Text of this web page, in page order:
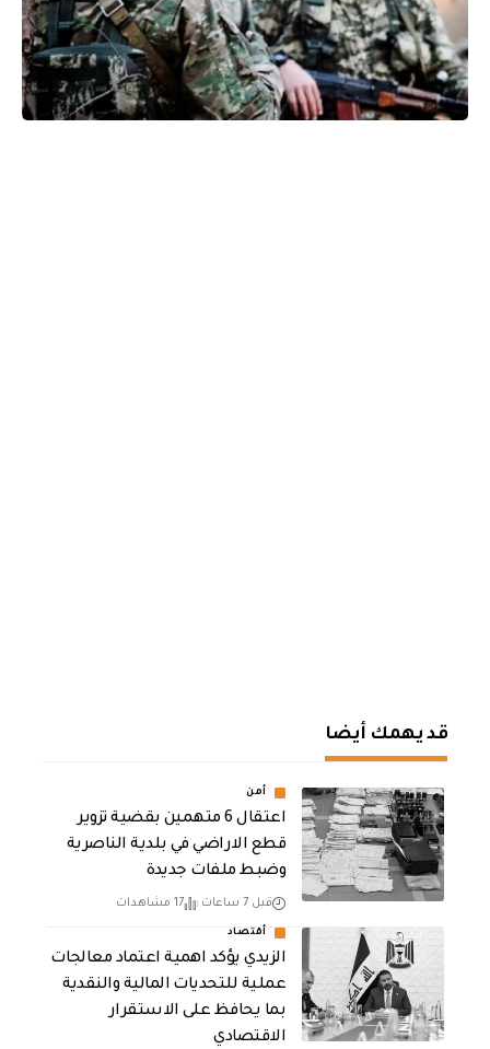
قد يهمك أيضا
أمن
اعتقال 6 متهمين بقضية تزوير
قطع الاراضي في بلدية الناصرية
وضبط ملفات جديدة
قبل 7 ساعات 17 مشاهدات
أقتصاد
الزيدي يؤكد اهمية اعتماد معالجات
عملية للتحديات المالية والنقدية
بما يحافظ على الاستقرار
الاقتصادي